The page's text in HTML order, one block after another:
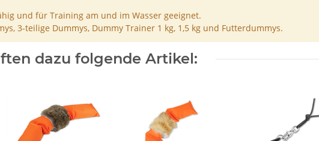
und für Training am und im Wasser geeignet.
3-teilige Dummys, Dummy Trainer 1 kg, 1,5 kg und Futterdummys.
dazu folgende Artikel: